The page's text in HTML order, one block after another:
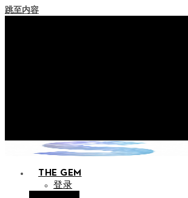
跳至内容
THE GEM
登录